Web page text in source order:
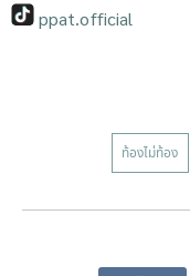
ppat.official
ท้องไม่ท้อง